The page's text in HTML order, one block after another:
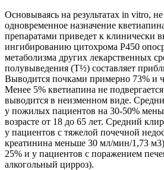
Основываясь на результатах in vitro,
одновременное назначение
препаратами приведет к клинически
ингибированию цитохрома Р450
метаболизма других лекарственных
полувыведения (T½) составляет
Выводится почками примерно 73% и
Менее 5% кветиапина не
выводится в неизменном виде.
у пожилых пациентов на 30-50%
возрасте от 18 до 65 лет. Средний
у пациентов с тяжелой почечной
креатинина меньше 30 мл/мин/1,73
25% и у пациентов с поражением
алкогольный цирроз).